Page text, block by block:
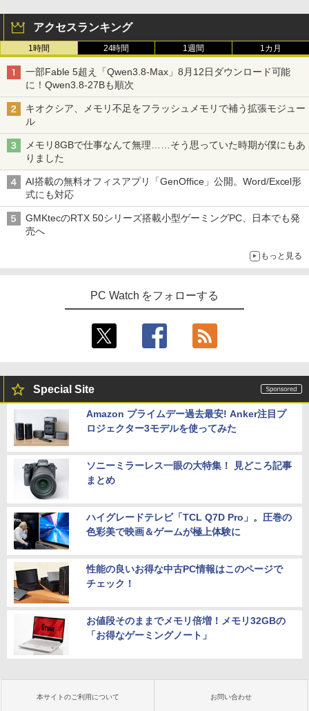
アクセスランキング
1時間 24時間 1週間 1カ月
一部Fable 5超え「Qwen3.8-Max」8月12日ダウンロード可能
に！Qwen3.8-27Bも順次
キオクシア、メモリ不足をフラッシュメモリで補う拡張モジュー
ル
メモリ8GBで仕事なんて無理……そう思っていた時期が僕にもあ
りました
AI搭載の無料オフィスアプリ「GenOffice」公開。Word/Excel形
式にも対応
GMKtecのRTX 50シリーズ搭載小型ゲーミングPC、日本でも発
売へ
もっと見る
PC Watch をフォローする
Special Site
Amazon プライムデー過去最安! Anker注目プ
ロジェクター3モデルを使ってみた
ソニーミラーレス一眼の大特集！ 見どころ記事
まとめ
ハイグレードテレビ「TCL Q7D Pro」。圧巻の
色彩美で映画＆ゲームが極上体験に
性能の良いお得な中古PC情報はこのページで
チェック！
お値段そのままでメモリ倍増！メモリ32GBの
「お得なゲーミングノート」
本サイトのご利用について お問い合わせ